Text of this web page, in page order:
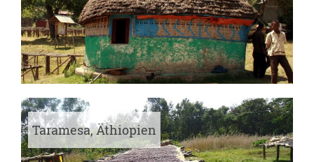
Taramesa, Äthiopien